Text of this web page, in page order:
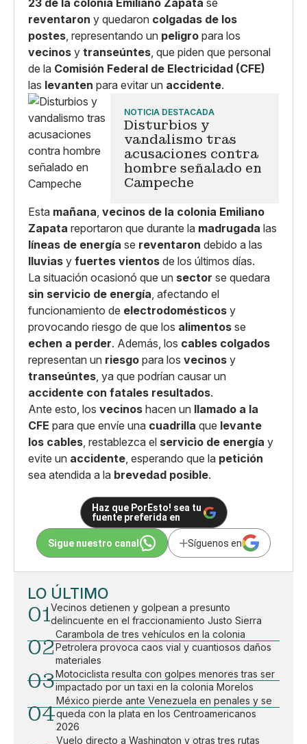
23 de la colonia Emiliano Zapata se
reventaron y quedaron colgadas de los
postes, representando un peligro para los
vecinos y transeúntes, que piden que personal
de la Comisión Federal de Electricidad (CFE)
las levanten para evitar un accidente.
NOTICIA DESTACADA
Disturbios y
vandalismo tras
acusaciones contra
hombre señalado en
Campeche
Esta mañana, vecinos de la colonia Emiliano
Zapata reportaron que durante la madrugada las
líneas de energía se reventaron debido a las
lluvias y fuertes vientos de los últimos días.
La situación ocasionó que un sector se quedara
sin servicio de energía, afectando el
funcionamiento de electrodomésticos y
provocando riesgo de que los alimentos se
echen a perder. Además, los cables colgados
representan un riesgo para los vecinos y
transeúntes, ya que podrían causar un
accidente con fatales resultados.
Ante esto, los vecinos hacen un llamado a la
CFE para que envíe una cuadrilla que levante
los cables, restablezca el servicio de energía y
evite un accidente, esperando que la petición
sea atendida a la brevedad posible.
Haz que PorEsto! sea tu
fuente preferida en
Sigue nuestro canal Síguenos en
LO ÚLTIMO
01Vecinos detienen y golpean a presunto
delincuente en el fraccionamiento Justo Sierra
02
Carambola de tres vehículos en la colonia
Petrolera provoca caos vial y cuantiosos daños
materiales
03Motociclista resulta con golpes menores tras ser
impactado por un taxi en la colonia Morelos
04
México pierde ante Venezuela en penales y se
queda con la plata en los Centroamericanos
2026
Vuelo directo a Washington y otras tres rutas